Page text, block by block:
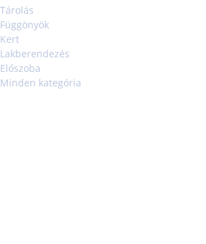
Tárolás
Függönyök
Kert
Lakberendezés
Előszoba
Minden kategória